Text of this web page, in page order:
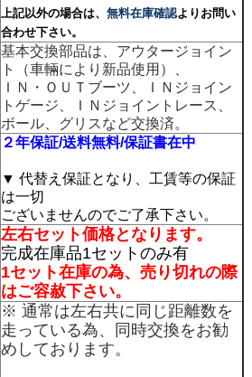
上記以外の場合は、 無料在庫確認よりお問い
合わせ下さい。
基本交換部品は、アウタージョイン
ト（車輛により新品使用）、
ＩＮ・ＯＵＴブーツ、ＩＮジョイン
トゲージ、ＩＮジョイントレース、
ボール、グリスなど交換済。
２年保証/送料無料/保証書在中
▼ 代替え保証となり、工賃等の保証
は一切
ございませんのでご了承下さい。
左右セット価格となります。
完成在庫品1セットのみ有
1セット在庫の為、売り切れの際
はご容赦下さい。
※ 通常は左右共に同じ距離数を
走っている為、同時交換をお勧
めしております。